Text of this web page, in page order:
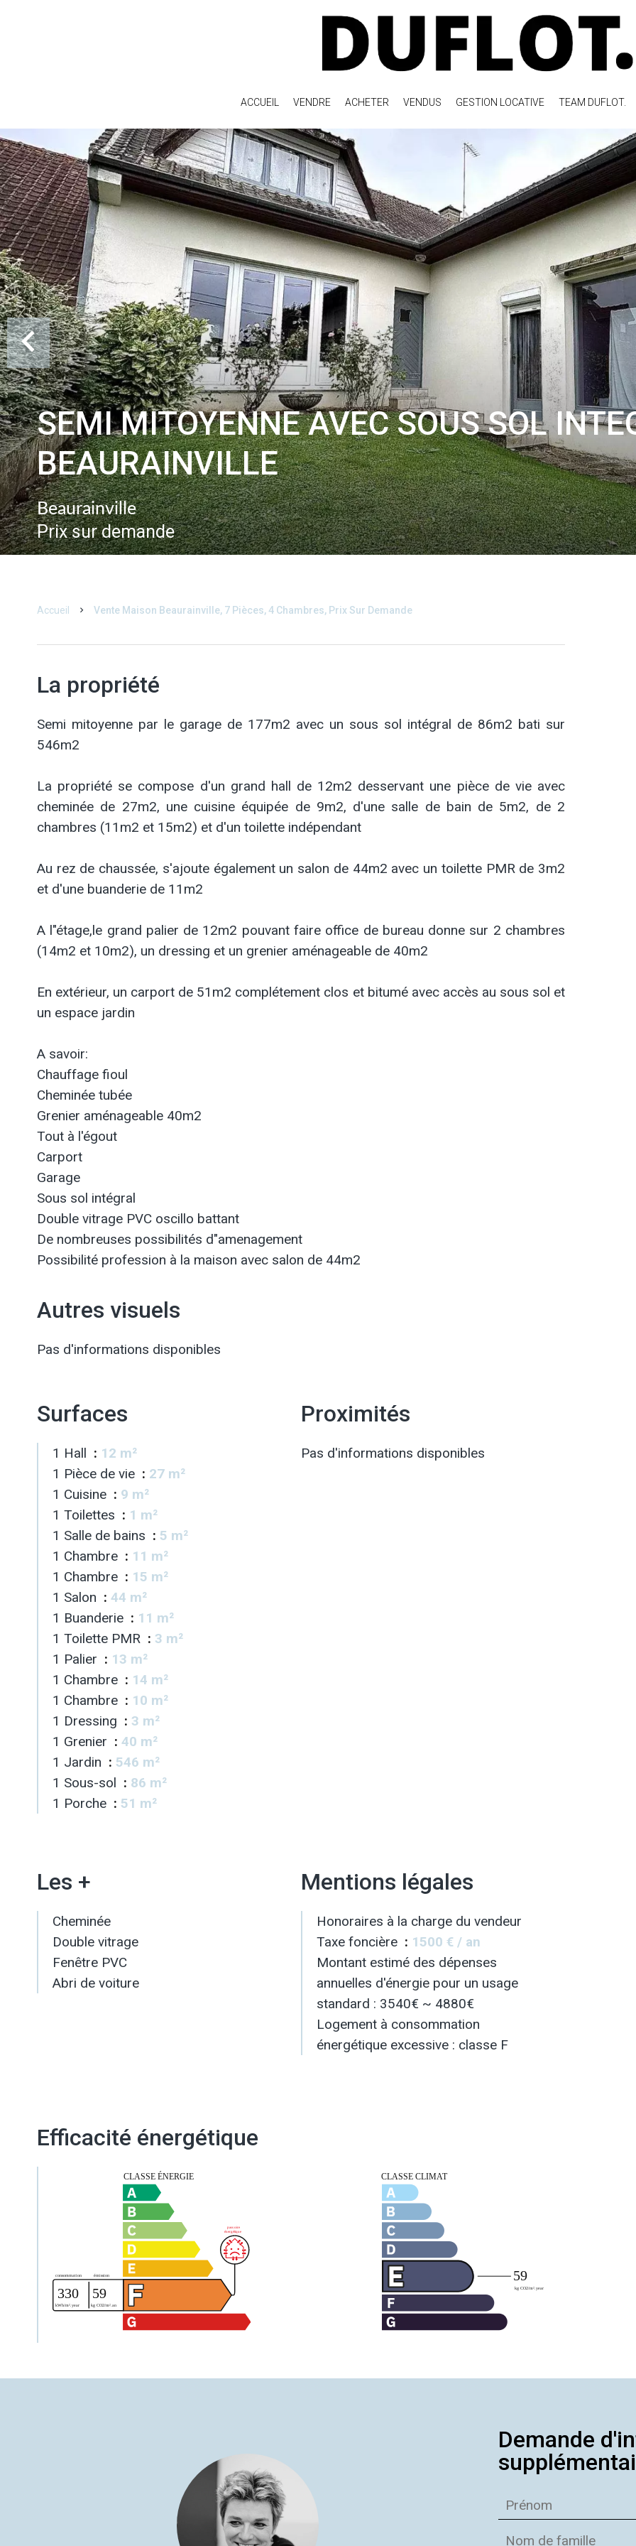
ACCUEIL VENDRE ACHETER VENDUS GESTION LOCATIVE TEAM DUFLOT.
SEMI MITOYENNE AVEC SOUS SOL
BEAURAINVILLE
Beaurainville
Prix sur demande
Accueil Vente Maison Beaurainville, 7 Pièces, 4 Chambres, Prix Sur Demande
La propriété
Semi mitoyenne par le garage de 177m2 avec un sous sol intégral de 86m2 bati sur
546m2
La propriété se compose d'un grand hall de 12m2 desservant une pièce de vie avec
cheminée de 27m2, une cuisine équipée de 9m2, d'une salle de bain de 5m2, de 2
chambres (11m2 et 15m2) et d'un toilette indépendant
Au rez de chaussée, s'ajoute également un salon de 44m2 avec un toilette PMR de 3m2
et d'une buanderie de 11m2
A l"étage,le grand palier de 12m2 pouvant faire office de bureau donne sur 2 chambres
(14m2 et 10m2), un dressing et un grenier aménageable de 40m2
En extérieur, un carport de 51m2 complétement clos et bitumé avec accès au sous sol et
un espace jardin
A savoir:
Chauffage fioul
Cheminée tubée
Grenier aménageable 40m2
Tout à l'égout
Carport
Garage
Sous sol intégral
Double vitrage PVC oscillo battant
De nombreuses possibilités d"amenagement
Possibilité profession à la maison avec salon de 44m2
Autres visuels
Pas d'informations disponibles
Surfaces
1 Hall
12 m²
1 Pièce de vie
27 m²
1 Cuisine
9 m²
1 Toilettes
1 m²
1 Salle de bains
5 m²
1 Chambre
11 m²
1 Chambre
15 m²
1 Salon
44 m²
1 Buanderie
11 m²
1 Toilette PMR
3 m²
1 Palier
13 m²
1 Chambre
14 m²
1 Chambre
10 m²
1 Dressing
3 m²
1 Grenier
40 m²
1 Jardin
546 m²
1 Sous-sol
86 m²
1 Porche
51 m²
Proximités
Pas d'informations disponibles
Les +
Cheminée
Double vitrage
Fenêtre PVC
Abri de voiture
Mentions légales
Honoraires à la charge du vendeur
Taxe foncière
1500 € / an
Montant estimé des dépenses
annuelles d'énergie pour un usage
standard : 3540€ ~ 4880€
Logement à consommation
énergétique excessive : classe F
Efficacité énergétique
Demande